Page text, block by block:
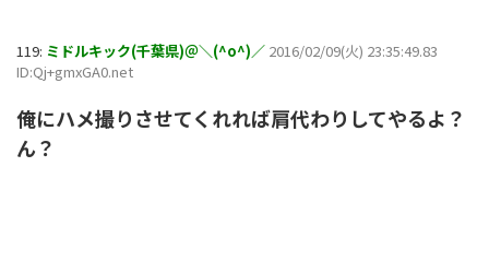
119: ミドルキック(千葉県)＠＼(^o^)／ 2016/02/09(火) 23:35:49.83
ID:Qj+gmxGA0.net
俺にハメ撮りさせてくれれば肩代わりしてやるよ？
ん？